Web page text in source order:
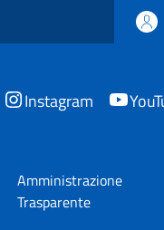
Instagram
Amministrazione
Trasparente